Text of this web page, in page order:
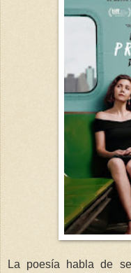
La poesía habla de